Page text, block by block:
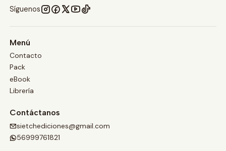
Síguenos
Menú
Contacto
Pack
eBook
Librería
Contáctanos
sietchediciones@gmail.com
56999761821